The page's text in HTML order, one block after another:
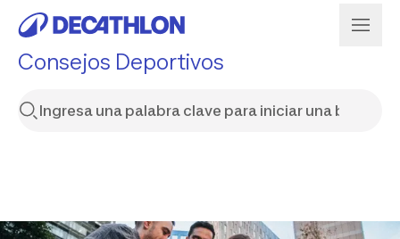
Consejos Deportivos